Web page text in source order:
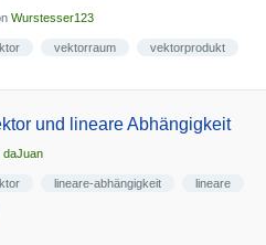
Wurstesser123
vektorraum vektorprodukt
und lineare Abhängigkeit
daJuan
lineare-abhängigkeit lineare